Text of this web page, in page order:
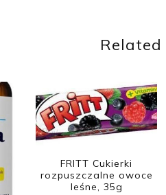
FRITT Cukierki
rozpuszczalne owoce
leśne, 35g